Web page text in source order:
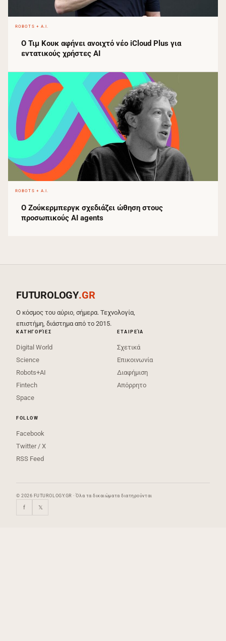
ROBOTS + A.I.
Ο Τιμ Κουκ αφήνει ανοιχτό νέο iCloud Plus για
εντατικούς χρήστες AI
ROBOTS + A.I.
Ο Ζούκερμπεργκ σχεδιάζει ώθηση στους
προσωπικούς AI agents
FUTUROLOGY.GR
Ο κόσμος του αύριο, σήμερα. Τεχνολογία,
επιστήμη, διάστημα από το 2015.
ΚΑΤΗΓΟΡΊΕΣ
Digital World
Science
Robots+AI
Fintech
Space
ΕΤΑΙΡΕΊΑ
Σχετικά
Επικοινωνία
Διαφήμιση
Απόρρητο
FOLLOW
Facebook
Twitter / X
RSS Feed
© 2026 FUTUROLOGY.GR · Όλα τα δικαιώματα διατηρούνται
f 𝕏